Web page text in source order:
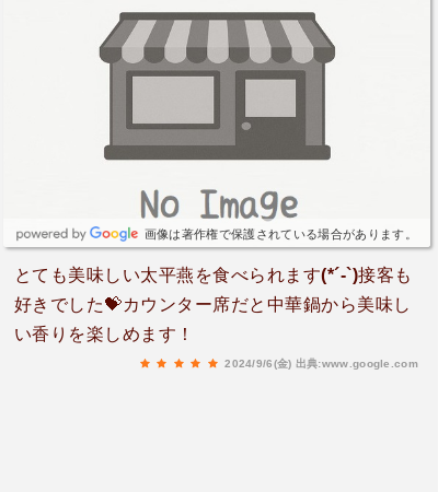
食べ終わり、コスパのよさと量に満足して店をあ
とにしました帰る頃には、席はほとんど埋まって
ましたまた行きたいですね。
画像は著作権で保護されている場合があります。
とても美味しい太平燕を食べられます(*´-`)接客も
好きでした💝カウンター席だと中華鍋から美味し
い香りを楽しめます！
2024/9/6(金) 出典:www.google.com